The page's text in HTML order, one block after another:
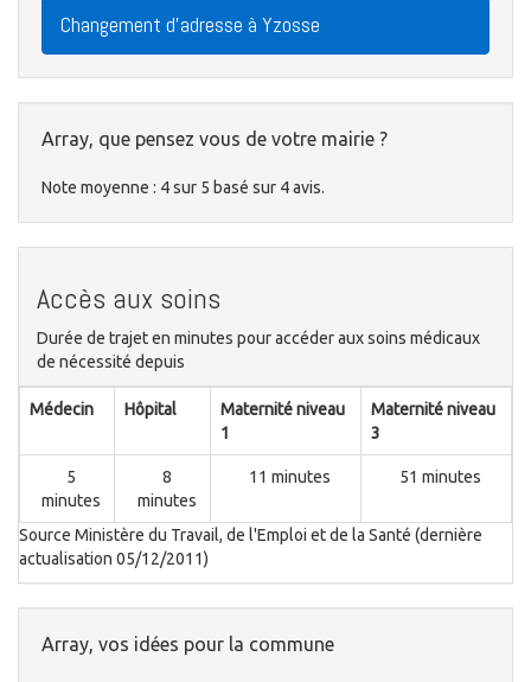
Changement d'adresse à Yzosse
Array, que pensez vous de votre mairie ?
Note moyenne : 4sur 5 basé sur 4avis.
Accès aux soins
Durée de trajet en minutes pour accéder aux soins médicaux
de nécessité depuis
Médecin Hôpital
Maternité niveau
1
Maternité niveau
3
5
minutes
8
minutes
11 minutes 51 minutes
Source Ministère du Travail, de l'Emploi et de la Santé (dernière
actualisation 05/12/2011)
Array, vos idées pour la commune